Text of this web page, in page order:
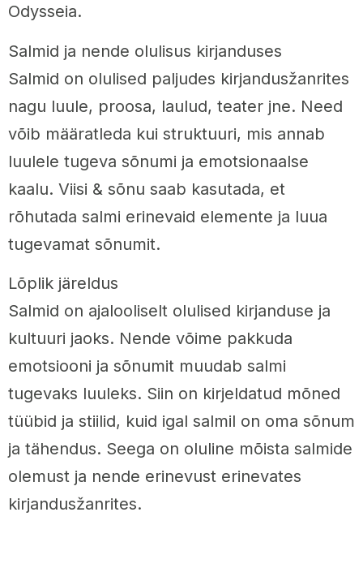
Odysseia.
Salmid ja nende olulisus kirjanduses
Salmid on olulised paljudes kirjandusžanrites
nagu luule, proosa, laulud, teater jne. Need
võib määratleda kui struktuuri, mis annab
luulele tugeva sõnumi ja emotsionaalse
kaalu. Viisi & sõnu saab kasutada, et
rõhutada salmi erinevaid elemente ja luua
tugevamat sõnumit.
Lõplik järeldus
Salmid on ajalooliselt olulised kirjanduse ja
kultuuri jaoks. Nende võime pakkuda
emotsiooni ja sõnumit muudab salmi
tugevaks luuleks. Siin on kirjeldatud mõned
tüübid ja stiilid, kuid igal salmil on oma sõnum
ja tähendus. Seega on oluline mõista salmide
olemust ja nende erinevust erinevates
kirjandusžanrites.